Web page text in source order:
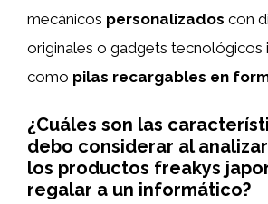
mecánicos personalizados con
originales o gadgets tecnológicos
como pilas recargables en
¿Cuáles son las
debo considerar al
los productos freakys
regalar a un informático?